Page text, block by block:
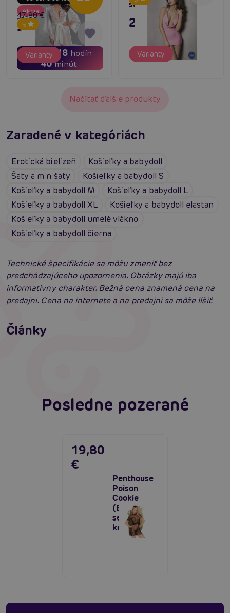
Akcia
5
01 dní 18 hodín
40 minút
47,80 €
38,24 €
Varianty
šatôčky
27,80 €
Varianty
Načítať ďalšie produkty
Zaradené v kategóriách
Erotická bielizeň
Košieľky a babydoll
Šaty a minišaty
Košieľky a babydoll S
Košieľky a babydoll M
Košieľky a babydoll L
Košieľky a babydoll XL
Košieľky a babydoll elastan
Košieľky a babydoll umelé vlákno
Košieľky a babydoll čierna
Technické špecifikácie sa môžu zmeniť bez
predchádzajúceho upozornenia. Obrázky majú iba
informatívny charakter. Bežná cena znamená cena na
predajni. Cena na internete a na predajni sa môže líšiť.
Články
neodolateľne sexy
Čítať viacej
Erotická inteligencia: Príručka Sexiómov
Posledne pozerané
Penthouse
Poison
Cookie
(Black),
sexy
košieľka
19,80
€